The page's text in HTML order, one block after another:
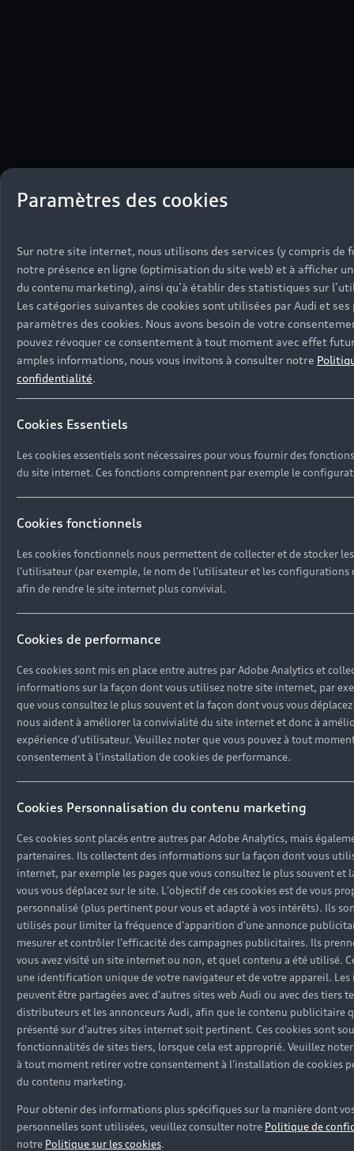
Retour en haut
Demander un essai
Modèles
Électrique
Hybride rechargeable
Sport
Achat et location
Voir nos véhicules disponibles
Offres du moment
Votre Audi
Entretenir et réparer mon Audi
Action de Service EA 189
Campagne de rappel Airbag Takata
Univers Audi
Audi Sport
Carrières
© 2024 Cotrans Automobiles. Tous droits réservés.
Mentions légales
Politique sur les cookies
Certains des équipements et options présentés sur les
visuels peuvent ne pas être disponibles à la Réunion.
Pour plus d’informations, contactez votre concession
Cotrans Automobiles.
Paramètres des cookies
Sur notre site internet, nous utilisons des services (y compris
notre présence en ligne (optimisation du site web) et à afficher
du contenu marketing), ainsi qu’à établir des statistiques sur
Les catégories suivantes de cookies sont utilisées par Audi et
paramètres des cookies. Nous avons besoin de votre
pouvez révoquer ce consentement à tout moment avec effet
amples informations, nous vous invitons à consulter notre
confidentialité.
Cookies Essentiels
Les cookies essentiels sont nécessaires pour vous fournir des
du site internet. Ces fonctions comprennent par exemple le
Cookies fonctionnels
Les cookies fonctionnels nous permettent de collecter et de stocker
l'utilisateur (par exemple, le nom de l'utilisateur et les
afin de rendre le site internet plus convivial.
Cookies de performance
Ces cookies sont mis en place entre autres par Adobe Analytics et
informations sur la façon dont vous utilisez notre site internet, par
que vous consultez le plus souvent et la façon dont vous vous
nous aident à améliorer la convivialité du site internet et donc à
expérience d'utilisateur. Veuillez noter que vous pouvez à tout
consentement à l'installation de cookies de performance.
Cookies Personnalisation du contenu marketing
Ces cookies sont placés entre autres par Adobe Analytics, mais
partenaires. Ils collectent des informations sur la façon dont vous
internet, par exemple les pages que vous consultez le plus souvent et
vous vous déplacez sur le site. L'objectif de ces cookies est de vous
personnalisé (plus pertinent pour vous et adapté à vos intérêts). Ils
utilisés pour limiter la fréquence d'apparition d'une annonce
mesurer et contrôler l'efficacité des campagnes publicitaires. Ils
vous avez visité un site internet ou non, et quel contenu a été utilisé.
une identification unique de votre navigateur et de votre appareil.
peuvent être partagées avec d'autres sites web Audi ou avec des tiers
distributeurs et les annonceurs Audi, afin que le contenu publicitaire
présenté sur d'autres sites internet soit pertinent. Ces cookies sont
fonctionnalités de sites tiers, lorsque cela est approprié. Veuillez noter
à tout moment retirer votre consentement à l'installation de cookies
du contenu marketing.
Pour obtenir des informations plus spécifiques sur la manière dont
personnelles sont utilisées, veuillez consulter notre Politique de
notre Politique sur les cookies.